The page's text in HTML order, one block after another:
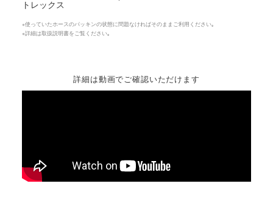
※使っていたホースのパッキンの状態に問題なければそのままご利用ください｡
※詳細は取扱説明書をご覧ください｡
詳細は動画でご確認いただけます